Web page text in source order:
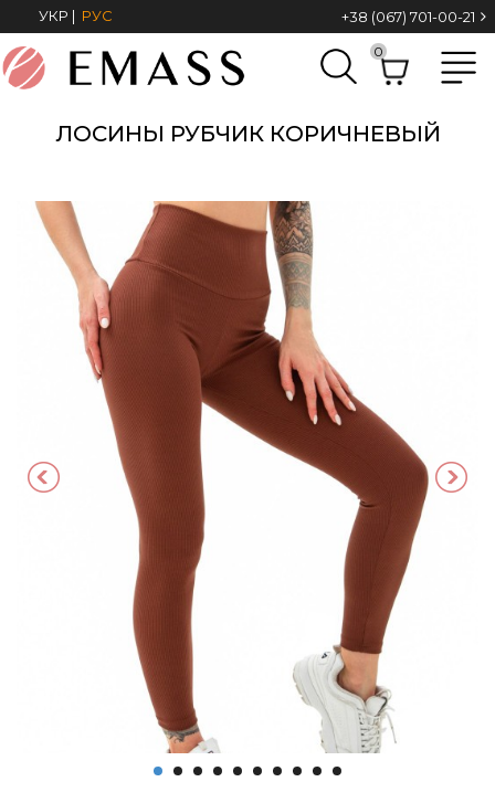
УКР | РУС +38 (067) 701-00-21
0
ЛОСИНЫ РУБЧИК КОРИЧНЕВЫЙ